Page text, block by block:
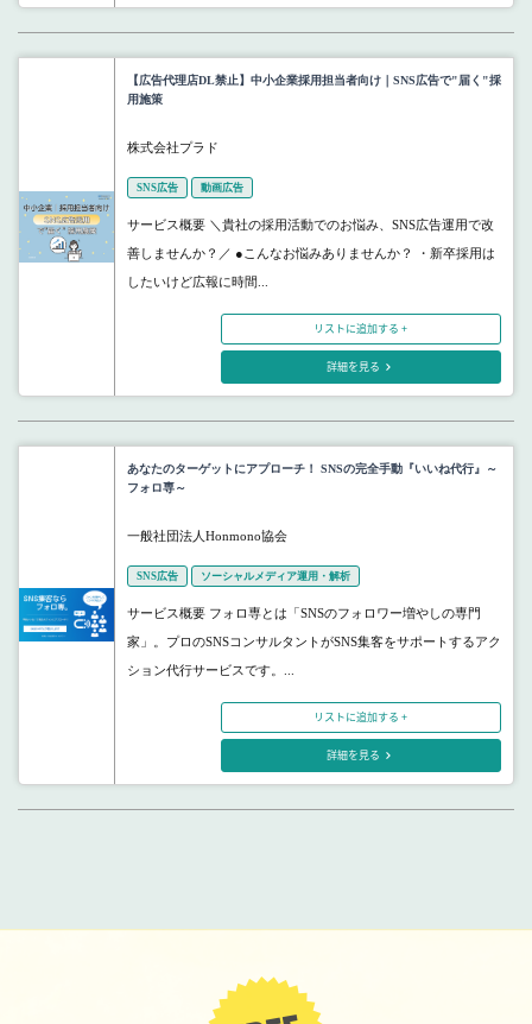
【広告代理店DL禁止】中小企業採用担当者向け｜SNS広告で"届く"採
用施策
株式会社プラド
SNS広告 動画広告
サービス概要 ＼貴社の採用活動でのお悩み、SNS広告運用で改
善しませんか？／ ●こんなお悩みありませんか？ ・新卒採用は
したいけど広報に時間...
リストに追加する +
詳細を見る
あなたのターゲットにアプローチ！ SNSの完全手動『いいね代行』～
フォロ専～
一般社団法人Honmono協会
SNS広告 ソーシャルメディア運用・解析
サービス概要 フォロ専とは「SNSのフォロワー増やしの専門
家」。プロのSNSコンサルタントがSNS集客をサポートするアク
ション代行サービスです。...
リストに追加する +
詳細を見る